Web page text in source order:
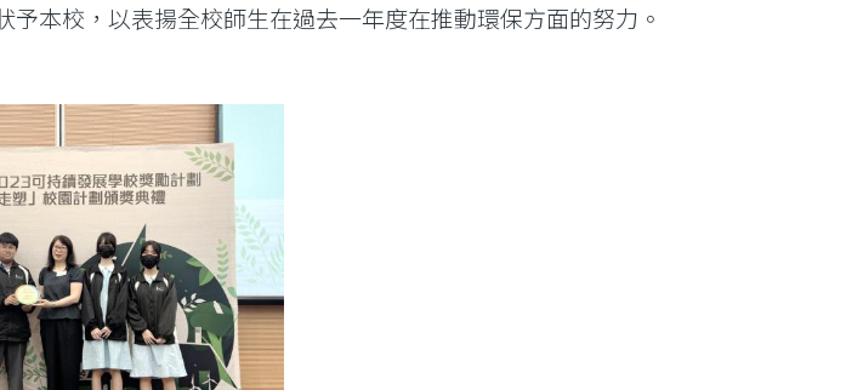
本校，以表揚全校師生在過去一年度在推動環保方面的努力。